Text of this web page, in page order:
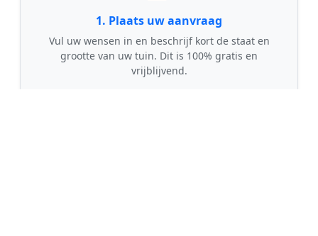
1. Plaats uw aanvraag
Vul uw wensen in en beschrijf kort de staat en
grootte van uw tuin. Dit is 100% gratis en
vrijblijvend.